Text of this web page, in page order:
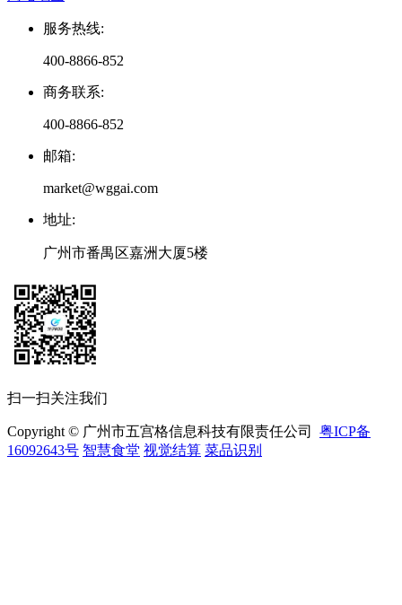
服务热线:
400-8866-852
商务联系:
400-8866-852
邮箱:
market@wggai.com
地址:
广州市番禺区嘉洲大厦5楼
扫一扫关注我们
Copyright © 广州市五宫格信息科技有限责任公司 粤ICP备
16092643号 智慧食堂 视觉结算 菜品识别